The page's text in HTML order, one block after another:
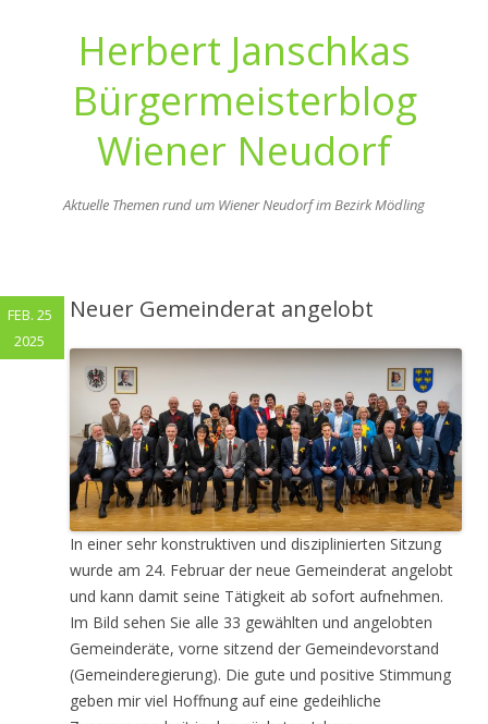
Herbert Janschkas
Bürgermeisterblog
Wiener Neudorf
Aktuelle Themen rund um Wiener Neudorf im Bezirk Mödling
Neuer Gemeinderat angelobt
In einer sehr konstruktiven und disziplinierten Sitzung
wurde am 24. Februar der neue Gemeinderat angelobt
und kann damit seine Tätigkeit ab sofort aufnehmen.
Im Bild sehen Sie alle 33 gewählten und angelobten
Gemeinderäte, vorne sitzend der Gemeindevorstand
(Gemeinderegierung). Die gute und positive Stimmung
geben mir viel Hoffnung auf eine gedeihliche
FEB. 25
2025